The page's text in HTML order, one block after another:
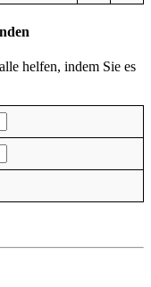
helfen, indem Sie es